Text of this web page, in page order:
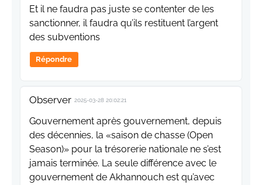
Et il ne faudra pas juste se contenter de les
sanctionner, il faudra qu’ils restituent l’argent
des subventions
Répondre
Observer 2025-03-28 20:02:21
Gouvernement après gouvernement, depuis
des décennies, la «saison de chasse (Open
Season)» pour la trésorerie nationale ne s’est
jamais terminée. La seule différence avec le
gouvernement de Akhannouch est qu’avec